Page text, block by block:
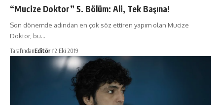
“Mucize Doktor” 5. Bölüm: Ali, Tek Başına!
Son dönemde adından en çok söz ettiren yapım olan Mucize
Doktor, bu…
TarafındanEditör 12 Eki 2019